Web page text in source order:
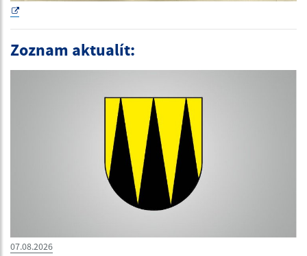
Zoznam aktualít:
07.08.2026